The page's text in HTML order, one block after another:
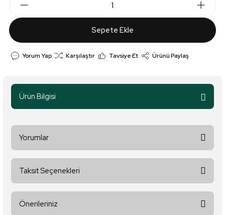
Sepete Ekle
Yorum Yap Karşılaştır Tavsiye Et Ürünü Paylaş
Ürün Bilgisi
Yorumlar
Taksit Seçenekleri
Önerileriniz